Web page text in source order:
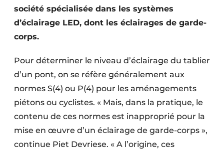
Fondations
Façades
Infrastructures souterraines et égouttage
Protection solaire
Rénovation
Sécurité incendie
société spécialisée dans les systèmes
d’éclairage LED, dont les éclairages de garde-
corps.
Pour déterminer le niveau d’éclairage du tablier
d’un pont, on se réfère généralement aux
normes S(4) ou P(4) pour les aménagements
piétons ou cyclistes. « Mais, dans la pratique, le
contenu de ces normes est inapproprié pour la
mise en œuvre d’un éclairage de garde-corps »,
continue Piet Devriese. « A l’origine, ces